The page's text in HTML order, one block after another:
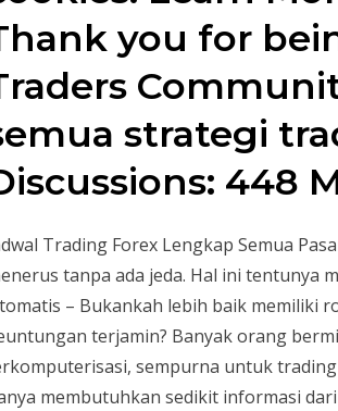
you for
strategi
448
Trading Forex Lengkap Semua
tanpa ada jeda. Hal ini tentunya
– Bukankah lebih baik memiliki
terjamin? Banyak orang
sempurna untuk
membutuhkan sedikit informasi